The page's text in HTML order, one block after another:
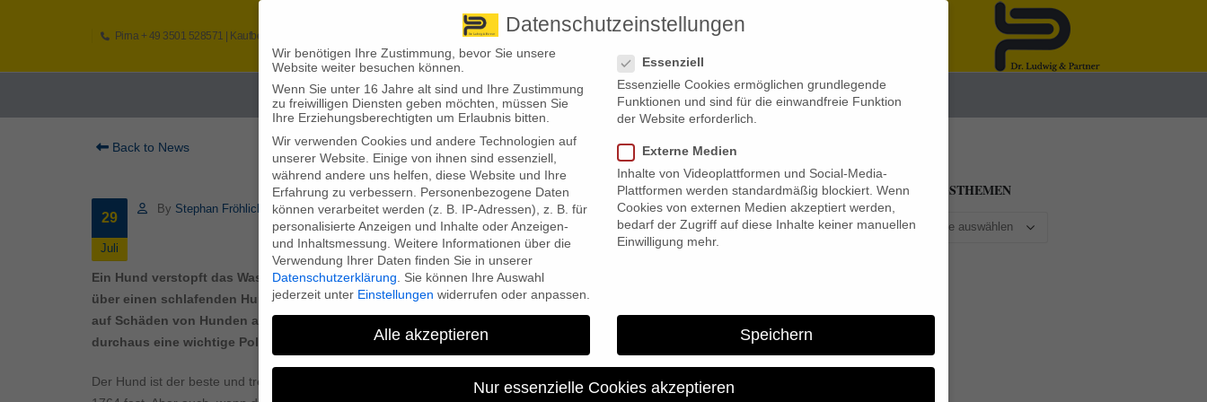
Pirna+ 49 3501 528571 | Kaufbeuren So finden Sie unsStandorte
Home Wir bieten Leistungsübersicht Über uns Standorte News
Back to News
29
Juli
By Stephan Fröhlich
Ein Hund verstopft das Waschbecken mit Toilettenpapier und dreht den Hahn auf? Eine Frau stürzt im Supermarkt
über einen schlafenden Hund? Es sind fast unglaubliche Sachverhalte, die der Versicherer-Dachverband GDV mit Blick
auf Schäden von Hunden auflistet: Und doch hat es sie gegeben. Und sie zeigen, dass eine Hundehalterhaftpflicht
durchaus eine wichtige Police ist.
Der Hund ist der beste und treuste Freund des Menschen: So stellte der französische Philosoph und Aufklärer Voltaire im Jahr
BEITRAGSTHEMEN
Datenschutzeinstellungen
Wir benötigen Ihre Zustimmung, bevor Sie unsere
Website weiter besuchen können.
Wenn Sie unter 16 Jahre alt sind und Ihre Zustimmung
zu freiwilligen Diensten geben möchten, müssen Sie
Ihre Erziehungsberechtigten um Erlaubnis bitten.
Wir verwenden Cookies und andere Technologien auf
unserer Website. Einige von ihnen sind essenziell,
während andere uns helfen, diese Website und Ihre
Erfahrung zu verbessern.
Personenbezogene Daten
können verarbeitet werden (z. B. IP-Adressen), z. B. für
personalisierte Anzeigen und Inhalte oder Anzeigen-
und Inhaltsmessung. Weitere Informationen über die
Verwendung Ihrer Daten finden Sie in unserer
Datenschutzerklärung
Sie können Ihre Auswahl
jederzeit unter Einstellungen widerrufen oder anpassen.
Essenziell
Essenzielle Cookies ermöglichen grundlegende
Funktionen und sind für die einwandfreie Funktion
der Website erforderlich.
Externe Medien
Inhalte von Videoplattformen und Social-Media-
Plattformen werden standardmäßig blockiert. Wenn
Cookies von externen Medien akzeptiert werden,
bedarf der Zugriff auf diese Inhalte keiner manuellen
Einwilligung mehr.
Alle akzeptieren Speichern
Nur essenzielle Cookies akzeptieren